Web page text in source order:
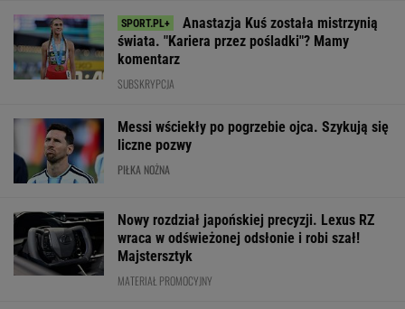
Anastazja Kuś została mistrzynią
świata. "Kariera przez pośladki"? Mamy
komentarz
SUBSKRYPCJA
Messi wściekły po pogrzebie ojca. Szykują się
liczne pozwy
PIŁKA NOŻNA
Nowy rozdział japońskiej precyzji. Lexus RZ
wraca w odświeżonej odsłonie i robi szał!
Majstersztyk
MATERIAŁ PROMOCYJNY